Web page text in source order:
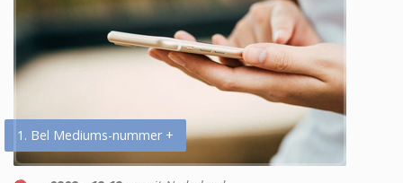
1. Bel Mediums-nummer +